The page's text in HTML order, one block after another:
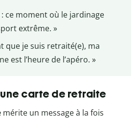
ce moment où le jardinage
extrême. »
que je suis retraité(e), ma
est l’heure de l’apéro. »
carte de retraite
mérite un message à la fois